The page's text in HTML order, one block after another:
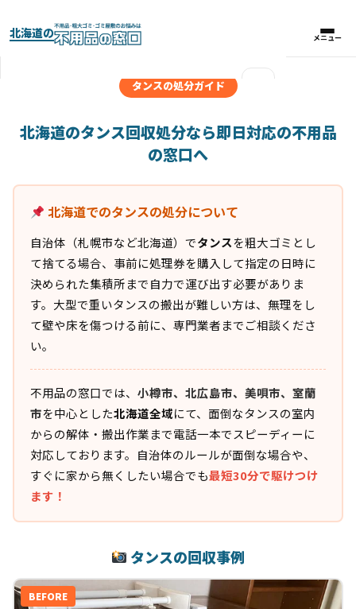
北海道の メニュー
実績紹介
料金比較表
お客様の声
よくある質問
対応エリア
タンスの処分ガイド
北海道のタンス回収処分なら即日対応の不用品
の窓口へ
北海道でのタンスの処分について
自治体（札幌市など北海道）でタンスを粗大ゴミとし
て捨てる場合、事前に処理券を購入して指定の日時に
決められた集積所まで自力で運び出す必要がありま
す。大型で重いタンスの搬出が難しい方は、無理をし
て壁や床を傷つける前に、専門業者までご相談くださ
い。
不用品の窓口では、 小樽市、北広島市、美唄市、室蘭
市を中心とした北海道全域にて、面倒なタンスの室内
からの解体・搬出作業まで電話一本でスピーディーに
対応しております。自治体のルールが面倒な場合や、
すぐに家から無くしたい場合でも最短30分で駆けつけ
ます！
タンスの回収事例
BEFORE